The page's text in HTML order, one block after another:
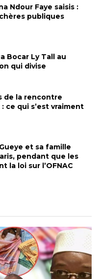
Ndour Faye saisis :
publiques
Bocar Ly Tall au
qui divise
de la rencontre
: ce qui s’est vraiment
et sa famille
pendant que les
la loi sur l’OFNAC